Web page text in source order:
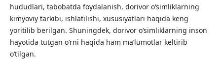
hududlari, tabobatda foydalanish, dorivor o‘simliklarning
kimyoviy tarkibi, ishlatilishi, xususiyatlari haqida keng
yoritilib berilgan. Shuningdek, dorivor o‘simliklarning inson
hayotida tutgan o‘rni haqida ham ma’lumotlar keltirib
o‘tilgan.